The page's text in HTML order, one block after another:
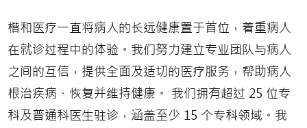
楷和医疗一直将病人的长远健康置于首位，着重病人
在就诊过程中的体验。我们努力建立专业团队与病人
之间的互信，提供全面及适切的医疗服务，帮助病人
根治疾病、恢复并维持健康。 我们拥有超过 25 位专
科及普通科医生驻诊，涵盖至少 15 个专科领域。我